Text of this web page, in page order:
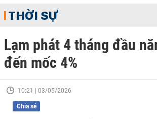
THỜI SỰ
Lạm phát 4 tháng đầu
đến mốc 4%
10:21 | 03/05/2026
Chia sẻ